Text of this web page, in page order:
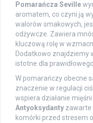
Pomarańcza Seville
aromatem, co czyni ją
walorów smakowych,
odżywcze. Zawiera
kluczową rolę w
Dodatkowo znajdziemy
istotne dla
W pomarańczy obecne
znaczenie w regulacji
wspiera działanie
Antyoksydanty zawarte
komórki przed stresem